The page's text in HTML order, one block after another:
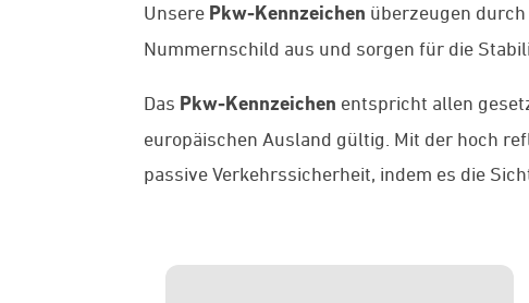
Unsere Pkw-Kennzeichen überzeugen durch
Nummernschild aus und sorgen für die
Das Pkw-Kennzeichen entspricht allen
europäischen Ausland gültig. Mit der hoch
passive Verkehrssicherheit, indem es die